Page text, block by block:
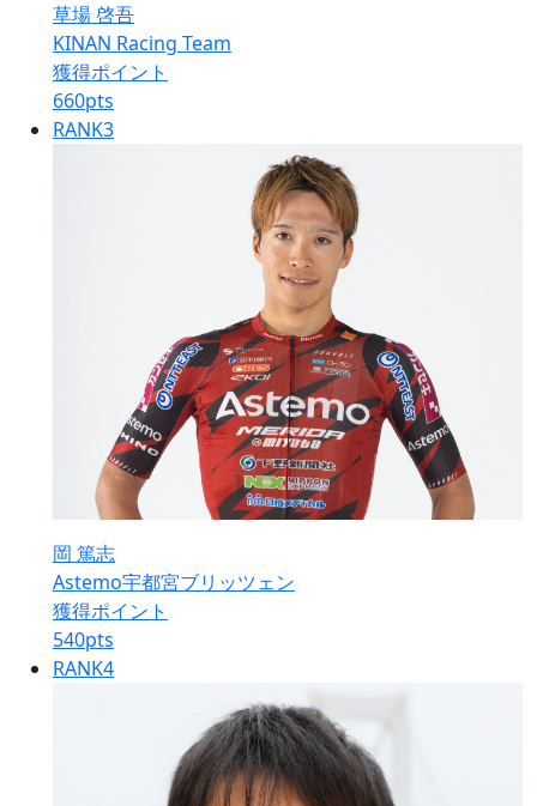
草場 啓吾
KINAN Racing Team
獲得ポイント
660pts
RANK3
岡 篤志
Astemo宇都宮ブリッツェン
獲得ポイント
540pts
RANK4